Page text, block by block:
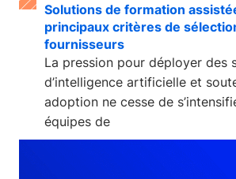
Solutions de formation
principaux critères de
fournisseurs
La pression pour déployer des
d’intelligence artificielle et
adoption ne cesse de
équipes de